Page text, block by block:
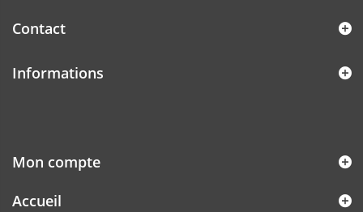
Contact
Informations
Mon compte
Accueil